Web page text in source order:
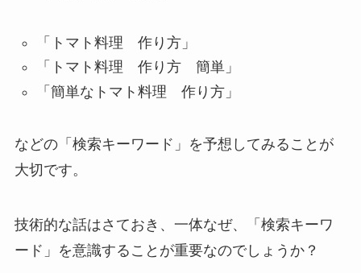
「トマト料理 作り方」
「トマト料理 作り方 簡単」
「簡単なトマト料理 作り方」
などの「検索キーワード」を予想してみることが
大切です。
技術的な話はさておき、一体なぜ、「検索キーワ
ード」を意識することが重要なのでしょうか？